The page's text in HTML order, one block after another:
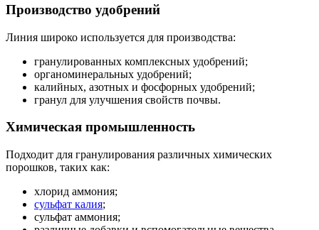
Производство удобрений
Линия широко используется для производства:
гранулированных комплексных удобрений;
органоминеральных удобрений;
калийных, азотных и фосфорных удобрений;
гранул для улучшения свойств почвы.
Химическая промышленность
Подходит для гранулирования различных химических
порошков, таких как:
хлорид аммония;
сульфат калия;
сульфат аммония;